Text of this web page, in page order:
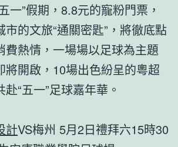
一”假期，8.8元的寵粉門票，
的文旅“通關密匙”，將徹底點
費熱情，一場場以足球為主題
將開啟，10場出色紛呈的粵超
“五一”足球嘉年華。
計VS梅州 5月2日禮拜六15時30